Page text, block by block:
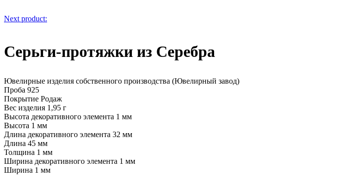
Next product:
Серьги-протяжки из Серебра
Ювелирные изделия собственного производства (Ювелирный завод)
Проба 925
Покрытие Родаж
Вес изделия 1,95 г
Высота декоративного элемента 1 мм
Высота 1 мм
Длина декоративного элемента 32 мм
Длина 45 мм
Толщина 1 мм
Ширина декоративного элемента 1 мм
Ширина 1 мм